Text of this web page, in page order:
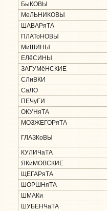
БыКОВЫ
МеЛЬНИКОВЫ
ШАВАРяТА
ПЛАТоНОВЫ
МиШИНЫ
ЕЛёСИНЫ
ЗАГУМёНСКИЕ
СЛиВКИ
СаЛО
ПЕЧуГИ
ОКУНяТА
МОЗЖЕГОРяТА
ГЛАЗКоВЫ
КУЛИЧаТА
ЯКиМОВСКИЕ
ЩЕГАРяТА
ШОРШНяТА
ШМАКи
ШУБЕНЧаТА